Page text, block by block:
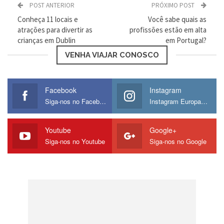
Loading...
Pelo menos 1mil horas de aeronave e
POST ANTERIOR
Conheça 11 locais e
atrações para divertir as
crianças em Dublin
PRÓXIMO POST
Você sabe quais as
profissões estão em alta
em Portugal?
VENHA VIAJAR CONOSCO
Facebook
Siga-nos no Facebook
Instagram
Instagram Europamos
Youtube
Siga-nos no Youtube
Google+
Siga-nos no Google